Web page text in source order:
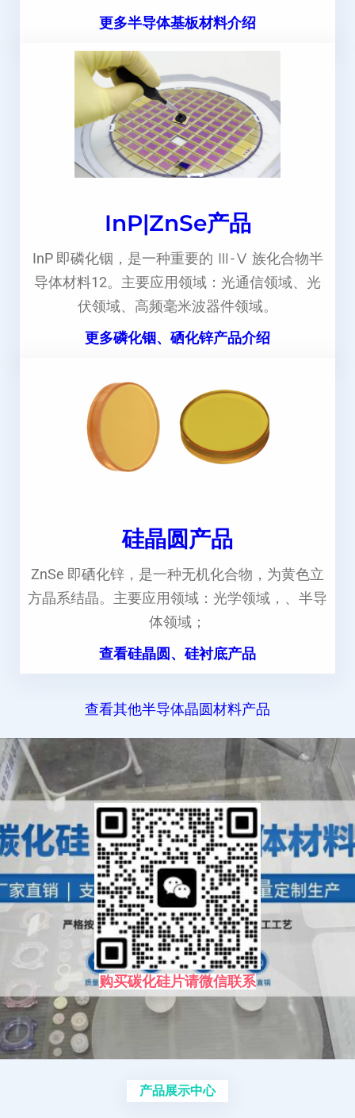
更多半导体基板材料介绍
InP|ZnSe产品
InP 即磷化铟，是一种重要的 Ⅲ-Ⅴ 族化合物半
导体材料12。主要应用领域：光通信领域、光
伏领域、高频毫米波器件领域。
更多磷化铟、硒化锌产品介绍
硅晶圆产品
ZnSe 即硒化锌，是一种无机化合物，为黄色立
方晶系结晶。主要应用领域：光学领域，、半导
体领域；
查看硅晶圆、硅衬底产品
查看其他半导体晶圆材料产品
购买碳化硅片请微信联系
产品展示中心